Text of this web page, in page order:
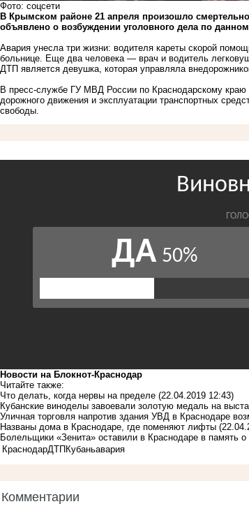
Фото: соцсети
В Крымском районе 21 апреля произошло
объявлено о возбуждении уголовного дела по
Авария унесла три жизни: водителя кареты скорой
больнице. Еще два человека — врач и водитель
ДТП является девушка, которая управляла
В пресс-службе ГУ МВД России по Краснодарскому
дорожного движения и эксплуатации транспортных
свободы.
Новости на Блoкнoт-Краснодар
Читайте также:
Что делать, когда нервы на пределе (22.04.2019 12:43)
Кубанские виноделы завоевали золотую медаль на
Уличная торговля напротив здания УВД в Краснодаре
Названы дома в Краснодаре, где поменяют лифты
Болельщики «Зенита» оставили в Краснодаре в память
КраснодарДТП Кубаньавария
Комментарии